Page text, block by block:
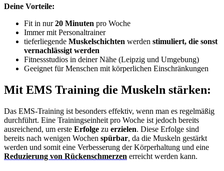
Deine Vorteile:
Fit in nur20 Minuten pro Woche
Immer mit Personaltrainer
tieferliegende Muskelschichten werden stimuliert, die sonst
vernachlässigt werden
Fitnessstudios in deiner Nähe (Leipzig und Umgebung)
Geeignet für Menschen mit körperlichen Einschränkungen
Mit EMS Training die Muskeln stärken:
Das EMS-Training ist besonders effektiv, wenn man es regelmäßig
durchführt. Eine Trainingseinheit pro Woche ist jedoch bereits
ausreichend, um erste Erfolge zu erzielen. Diese Erfolge sind
bereits nach wenigen Wochen spürbar, da die Muskeln gestärkt
werden und somit eine Verbesserung der Körperhaltung und eine
Reduzierung von Rückenschmerzen erreicht werden kann.